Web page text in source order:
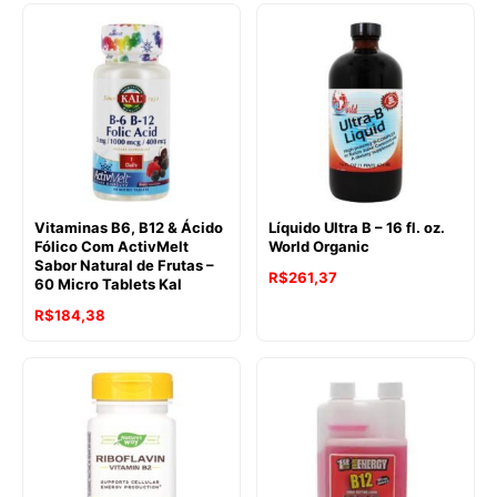
Vitaminas B6, B12 & Ácido
Fólico Com ActivMelt
Sabor Natural de Frutas –
60 Micro Tablets Kal
R$184,38
Líquido Ultra B – 16 fl. oz.
World Organic
R$261,37